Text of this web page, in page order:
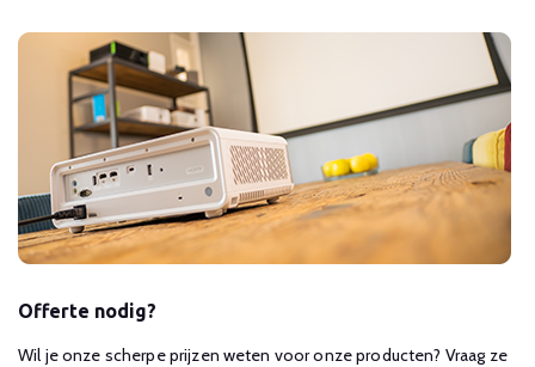
Offerte nodig?
Wil je onze scherpe prijzen weten voor onze producten? Vraag ze